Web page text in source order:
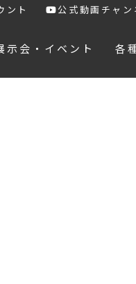
ント 公式動画チャン
示会・イベント 各